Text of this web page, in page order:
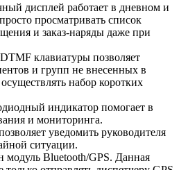
дисплей работает в дневном и
просматривать список
и заказ-наряды даже при
DTMF клавиатуры позволяет
и групп не внесенных в
набор коротких
индикатор помогает в
и мониторинга.
уведомить руководителя
ситуации.
модуль Bluetooth/GPS. Данная